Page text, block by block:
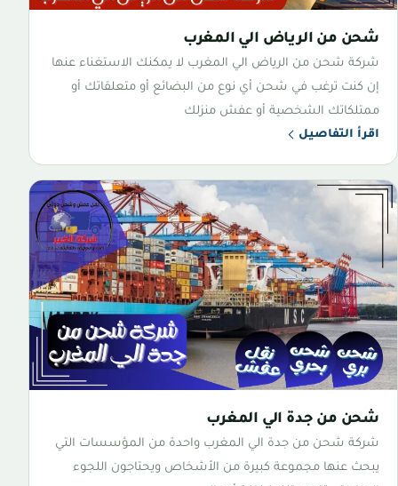
شحن من الرياض الي المغرب
شركة شحن من الرياض الي المغرب لا يمكنك الاستغناء عنها
إن كنت ترغب في شحن أي نوع من البضائع أو متعلقاتك أو
ممتلكاتك الشخصية أو عفش منزلك
اقرأ التفاصيل
شحن من جدة الي المغرب
شركة شحن من جدة الي المغرب واحدة من المؤسسات التي
يبحث عنها مجموعة كبيرة من الأشخاص ويحتاجون اللجوء